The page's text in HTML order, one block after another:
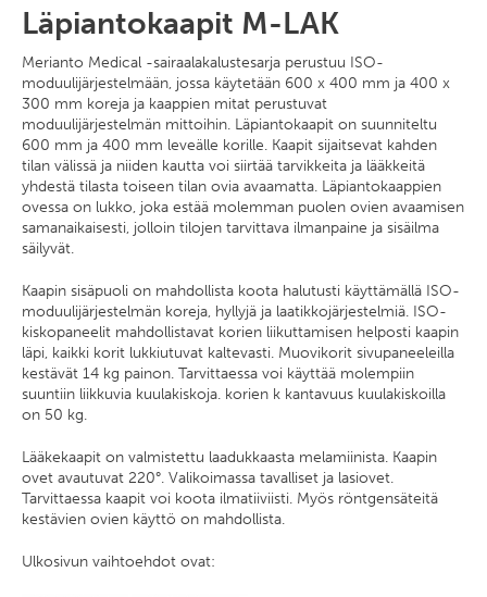
Läpiantokaapit M-LAK
Merianto Medical -sairaalakalustesarja perustuu ISO-
moduulijärjestelmään, jossa käytetään 600 x 400 mm ja 400 x
300 mm koreja ja kaappien mitat perustuvat
moduulijärjestelmän mittoihin. Läpiantokaapit on suunniteltu
600 mm ja 400 mm leveälle korille. Kaapit sijaitsevat kahden
tilan välissä ja niiden kautta voi siirtää tarvikkeita ja lääkkeitä
yhdestä tilasta toiseen tilan ovia avaamatta. Läpiantokaappien
ovessa on lukko, joka estää molemman puolen ovien avaamisen
samanaikaisesti, jolloin tilojen tarvittava ilmanpaine ja sisäilma
säilyvät.
Kaapin sisäpuoli on mahdollista koota halutusti käyttämällä ISO-
moduulijärjestelmän koreja, hyllyjä ja laatikkojärjestelmiä. ISO-
kiskopaneelit mahdollistavat korien liikuttamisen helposti kaapin
läpi, kaikki korit lukkiutuvat kaltevasti. Muovikorit sivupaneeleilla
kestävät 14 kg painon. Tarvittaessa voi käyttää molempiin
suuntiin liikkuvia kuulakiskoja. korien k kantavuus kuulakiskoilla
on 50 kg.
Lääkekaapit on valmistettu laadukkaasta melamiinista. Kaapin
ovet avautuvat 220°. Valikoimassa tavalliset ja lasiovet.
Tarvittaessa kaapit voi koota ilmatiiviisti. Myös röntgensäteitä
kestävien ovien käyttö on mahdollista.
Ulkosivun vaihtoehdot ovat: